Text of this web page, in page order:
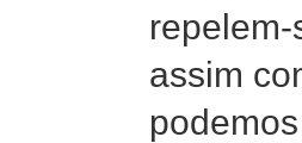
assim